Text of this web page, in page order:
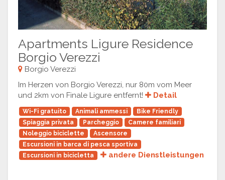
Apartments Ligure Residence
Borgio Verezzi
Borgio Verezzi
Im Herzen von Borgio Verezzi, nur 80m vom Meer
und 2km von Finale Ligure entfernt!
Detail
Wi-Fi gratuito Animali ammessi
Bike Friendly
Spiaggia privata
Parcheggio
Camere familiari
Noleggio biciclette
Ascensore
Escursioni in barca di pesca sportiva
Escursioni in bicicletta
andere Dienstleistungen